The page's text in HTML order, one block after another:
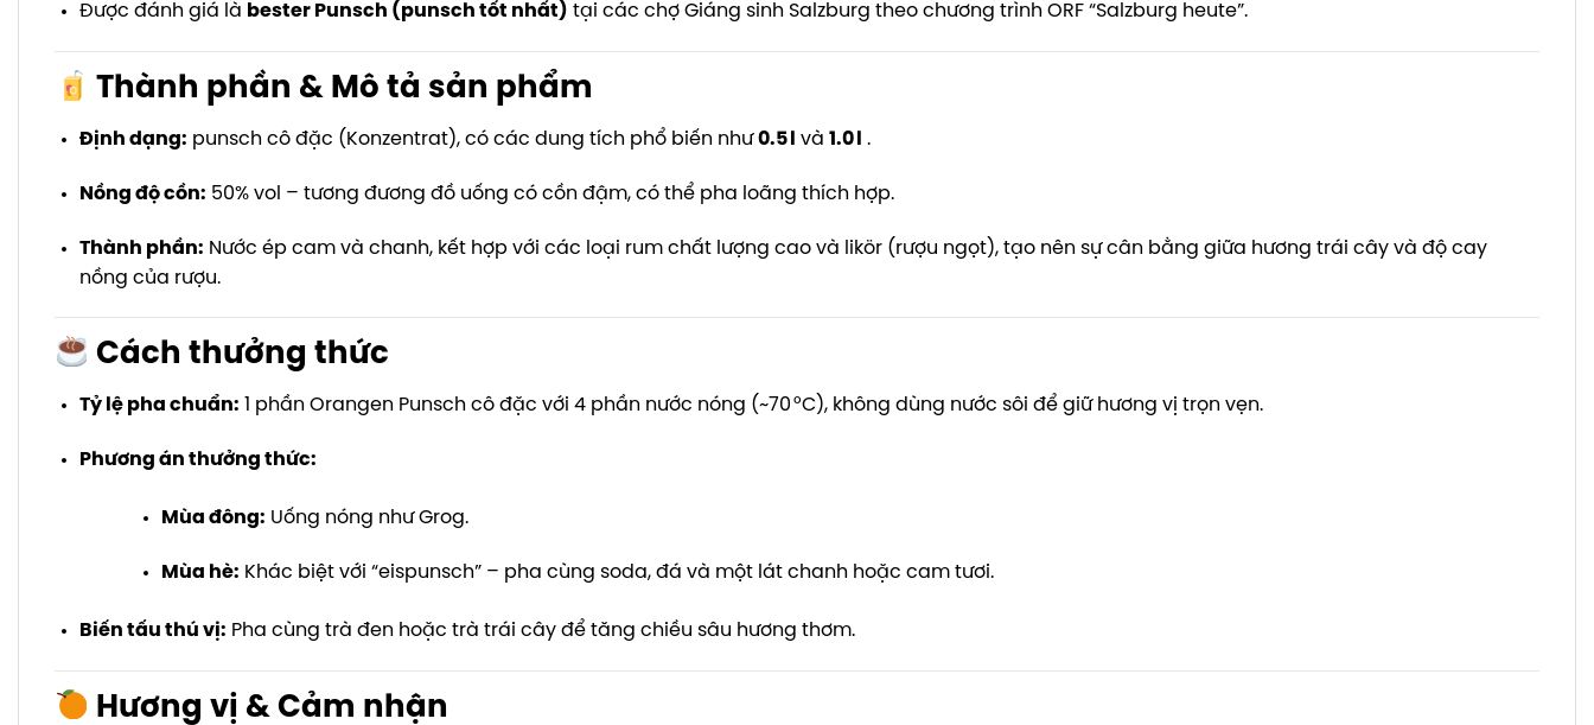
Được đánh giá là bester Punsch (punsch tốt nhất) tại các chợ Giáng sinh Salzburg theo chương trình ORF “Salzburg heute”.
Thành phần & Mô tả sản phẩm
Định dạng: punsch cô đặc (Konzentrat), có các dung tích phổ biến như0.5 l và 1.0 l .
Nồng độ cồn: 50% vol – tương đương đồ uống có cồn đậm, có thể pha loãng thích hợp.
Thành phần: Nước ép cam và chanh, kết hợp với các loại rum chất lượng cao và likör (rượu ngọt), tạo nên sự cân bằng giữa hương trái cây và độ cay
nồng của rượu.
Cách thưởng thức
Tỷ lệ pha chuẩn: 1 phần Orangen Punsch cô đặc với 4 phần nước nóng (~70 °C), không dùng nước sôi để giữ hương vị trọn vẹn.
Phương án thưởng thức:
Mùa đông: Uống nóng như Grog.
Mùa hè: Khác biệt với “eispunsch” – pha cùng soda, đá và một lát chanh hoặc cam tươi.
Biến tấu thú vị: Pha cùng trà đen hoặc trà trái cây để tăng chiều sâu hương thơm.
Hương vị & Cảm nhận